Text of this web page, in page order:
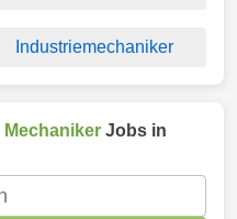
Industriemechaniker
Mechaniker Jobs in